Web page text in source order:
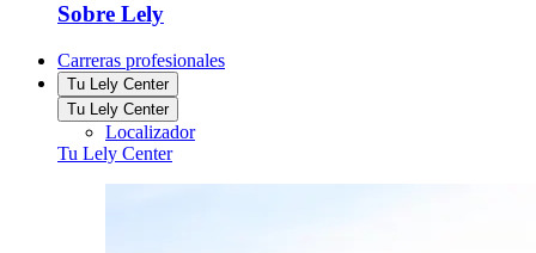
Sobre Lely
Carreras profesionales
Tu Lely Center
Tu Lely Center
Localizador
Tu Lely Center